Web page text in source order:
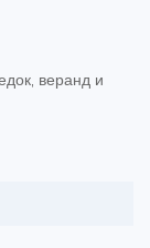
веранд и